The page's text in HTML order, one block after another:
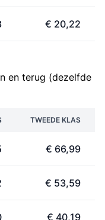
€ 20,22
en terug (dezelfde
TWEEDE KLAS
€ 66,99
€ 53,59
€ 40,19